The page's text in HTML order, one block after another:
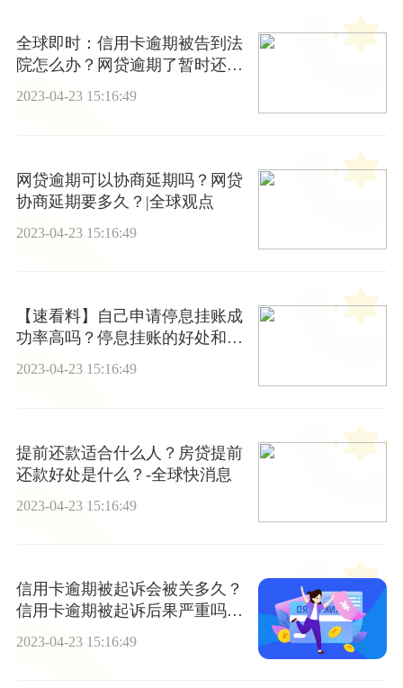
全球即时：信用卡逾期被告到法
院怎么办？网贷逾期了暂时还不
上怎么办
2023-04-23 15:16:49
网贷逾期可以协商延期吗？网贷
协商延期要多久？|全球观点
2023-04-23 15:16:49
【速看料】自己申请停息挂账成
功率高吗？停息挂账的好处和危
害是什么？
2023-04-23 15:16:49
提前还款适合什么人？房贷提前
还款好处是什么？-全球快消息
2023-04-23 15:16:49
信用卡逾期被起诉会被关多久？
信用卡逾期被起诉后果严重吗？
2023-04-23 15:16:49